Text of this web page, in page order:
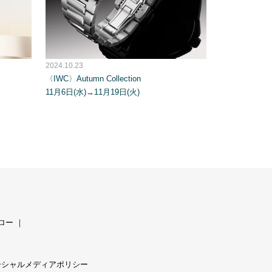
2024.10.23
〈IWC〉Autumn Collection
11月6日(水)→11月19日(火)
ー ｜
ャルメディアポリシー